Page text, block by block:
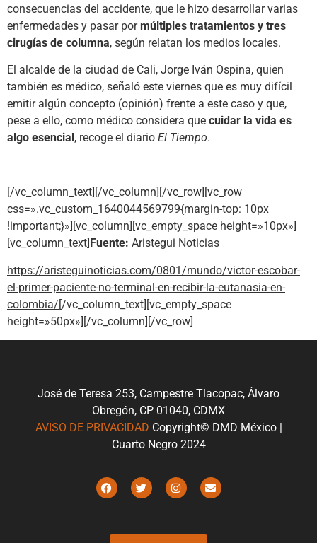
consecuencias del accidente, que le hizo desarrollar varias
enfermedades y pasar pormúltiples tratamientos y tres
cirugías de columna, según relatan los medios locales.
El alcalde de la ciudad de Cali, Jorge Iván Ospina, quien
también es médico, señaló este viernes que es muy difícil
emitir algún concepto (opinión) frente a este caso y que,
pese a ello, como médico considera que cuidar la vida es
algo esencial , recoge el diario El Tiempo.
[/vc_column_text][/vc_column][/vc_row][vc_row
css=».vc_custom_1640044569799{margin-top: 10px
!important;}»][vc_column][vc_empty_space height=»10px»]
[vc_column_text] Fuente: Aristegui Noticias
https://aristeguinoticias.com/0801/mundo/victor-escobar-
el-primer-paciente-no-terminal-en-recibir-la-eutanasia-en-
colombia/[/vc_column_text][vc_empty_space
height=»50px»][/vc_column][/vc_row]
José de Teresa 253, Campestre Tlacopac, Álvaro
Obregón, CP 01040, CDMX
AVISO DE PRIVACIDAD Copyright© DMD México |
Cuarto Negro 2024